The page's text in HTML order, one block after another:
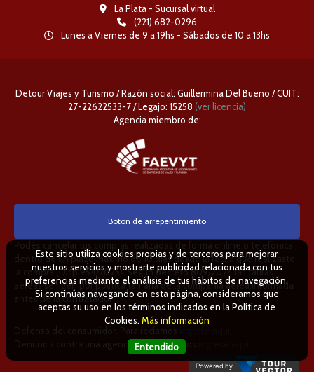
La Plata - Sucursal virtual
(221) 682-0296
Lunes a Viernes de 9 a 19hs - Sábados de 10 a 13hs
Detour Viajes y Turismo / Razón social: Guillermina Del Bueno / CUIT:
27-22622533-7 / Legajo: 15258 (ver licencia)
Agencia miembro de:
Boton de arrepentimiento
Podés cancelar tus compras realizadas de forma online o telefonica
dentro de un plazo máximo de 10 días desde la fecha que realizaste
la compra (Disp.954/2025). Según decreto 809/2024 las tarifas
aéreas se rigen por política tarifaria de la compañía aérea informada
antes de la contratación.
Defensa del consumidor. Para reclamos
Denuncia contra una agencia. Para reclamos
Este sitio utiliza cookies propias y de terceros para mejorar
nuestros servicios y mostrarte publicidad relacionada con tus
preferencias mediante el análisis de tus hábitos de navegación.
Si continúas navegando en esta página, consideramos que
aceptas su uso en los términos indicados en la Política de
Cookies. Más información
Entendido